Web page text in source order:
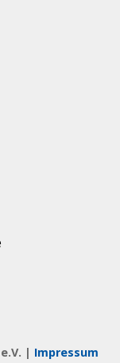
| Impressum